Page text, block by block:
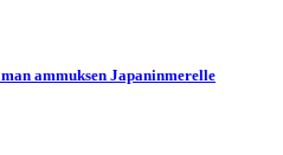
ammuksen Japaninmerelle